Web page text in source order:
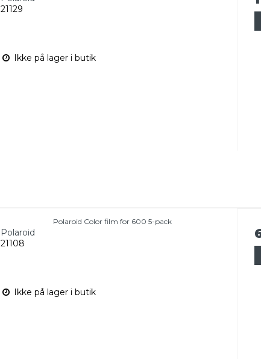
21129
Ikke på lager i butik
Polaroid Color film for 600 5-pack
Polaroid
21108
Ikke på lager i butik